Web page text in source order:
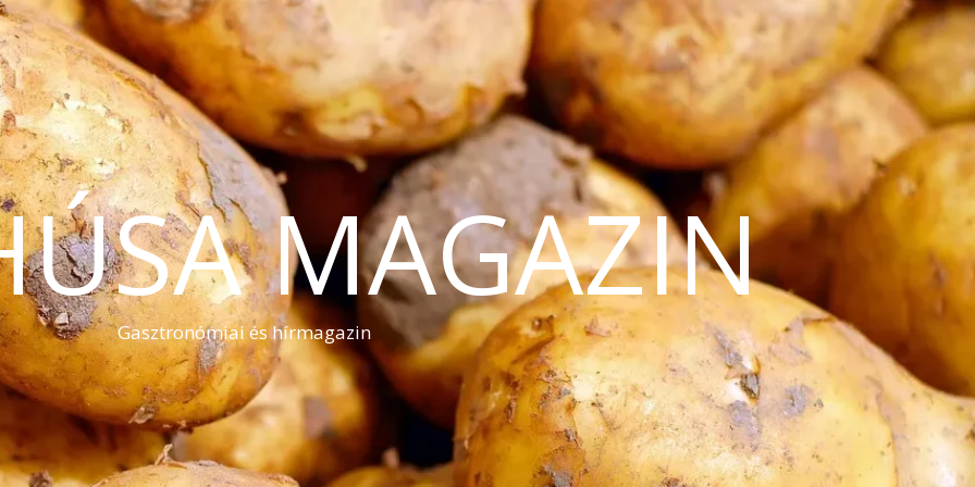
MAGAZIN
Gasztronómiai és hírmagazin